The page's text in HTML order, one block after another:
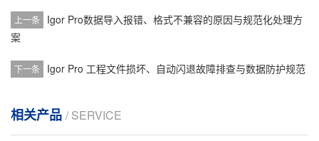
上一条
Igor Pro数据导入报错、格式不兼容的原因与规范化处理方
案
下一条 Igor Pro 工程文件损坏、自动闪退故障排查与数据防护规范
相关产品 / SERVICE